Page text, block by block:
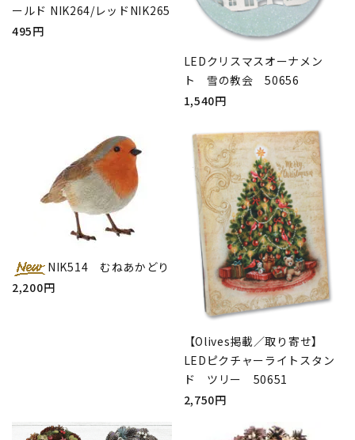
ールド NIK264/レッドNIK265
495円
LEDクリスマスオーナメン
ト 雪の教会 50656
1,540円
NIK514 むねあかどり
2,200円
【Olives掲載／取り寄せ】
LEDピクチャーライトスタン
ド ツリー 50651
2,750円